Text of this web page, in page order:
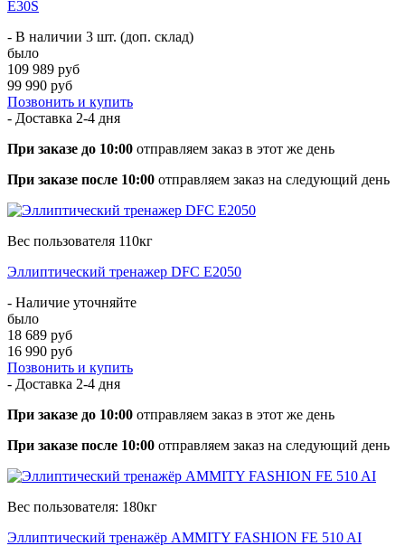
E30S
- В наличии 3 шт. (доп. склад)
было
109 989 руб
99 990 руб
Позвонить и купить
- Доставка 2-4 дня
При заказе до 10:00 отправляем заказ в этот же день
При заказе после 10:00 отправляем заказ на следующий день
Вес пользователя 110кг
Эллиптический тренажер DFC E2050
- Наличие уточняйте
было
18 689 руб
16 990 руб
Позвонить и купить
- Доставка 2-4 дня
При заказе до 10:00 отправляем заказ в этот же день
При заказе после 10:00 отправляем заказ на следующий день
Вес пользователя: 180кг
Эллиптический тренажёр AMMITY FASHION FE 510 AI